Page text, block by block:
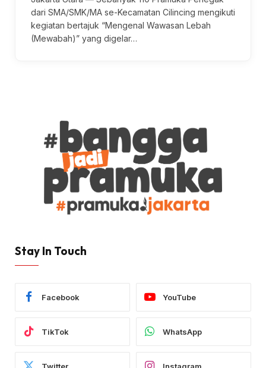
dari SMA/SMK/MA se-Kecamatan Cilincing mengikuti
kegiatan bertajuk “Mengenal Wawasan Lebah
(Mewabah)” yang digelar…
Stay In Touch
Facebook YouTube
TikTok WhatsApp